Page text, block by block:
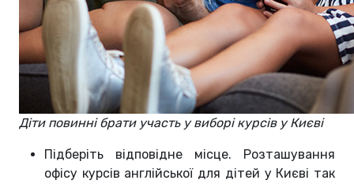
Діти повинні брати участь у виборі курсів у Києві
Підберіть відповідне місце. Розташування
офісу курсів англійської для дітей у Києві так